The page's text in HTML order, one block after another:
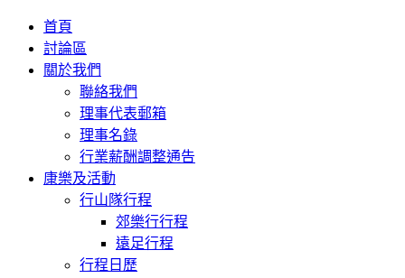
首頁
討論區
關於我們
聯絡我們
理事代表郵箱
理事名錄
行業薪酬調整通告
康樂及活動
行山隊行程
郊樂行行程
遠足行程
行程日歷